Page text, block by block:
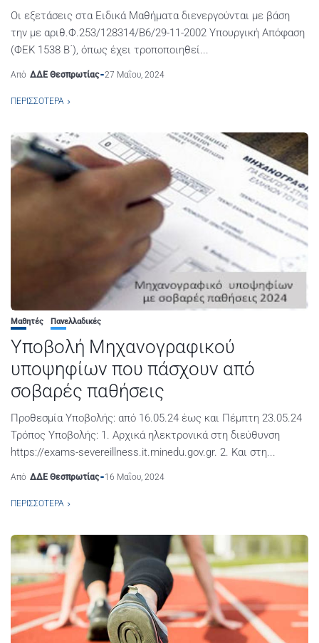
Οι εξετάσεις στα Ειδικά Μαθήματα διενεργούνται με βάση
την με αριθ.Φ.253/128314/Β6/29-11-2002 Υπουργική Απόφαση
(ΦΕΚ 1538 Β΄), όπως έχει τροποποιηθεί...
Από ΔΔΕ Θεσπρωτίας 27 Μαΐου, 2024
ΠΕΡΙΣΣΌΤΕΡΑ
Μαθητές Πανελλαδικές
Υποβολή Μηχανογραφικού
υποψηφίων που πάσχουν από
σοβαρές παθήσεις
Προθεσμία Υποβολής: από 16.05.24 έως και Πέμπτη 23.05.24
Τρόπος Υποβολής: 1. Αρχικά ηλεκτρονικά στη διεύθυνση
https://exams-severeillness.it.minedu.gov.gr. 2. Και στη...
Από ΔΔΕ Θεσπρωτίας 16 Μαΐου, 2024
ΠΕΡΙΣΣΌΤΕΡΑ